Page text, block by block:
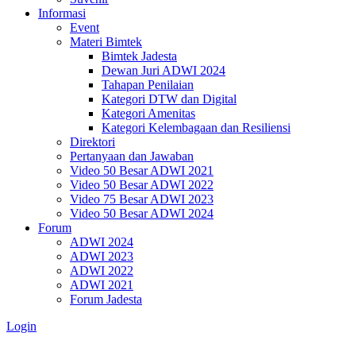
Informasi
Event
Materi Bimtek
Bimtek Jadesta
Dewan Juri ADWI 2024
Tahapan Penilaian
Kategori DTW dan Digital
Kategori Amenitas
Kategori Kelembagaan dan Resiliensi
Direktori
Pertanyaan dan Jawaban
Video 50 Besar ADWI 2021
Video 50 Besar ADWI 2022
Video 75 Besar ADWI 2023
Video 50 Besar ADWI 2024
Forum
ADWI 2024
ADWI 2023
ADWI 2022
ADWI 2021
Forum Jadesta
Login